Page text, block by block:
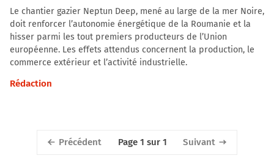
Le chantier gazier Neptun Deep, mené au large de la mer Noire,
doit renforcer l’autonomie énergétique de la Roumanie et la
hisser parmi les tout premiers producteurs de l’Union
européenne. Les effets attendus concernent la production, le
commerce extérieur et l’activité industrielle.
Rédaction
Précédent Page 1 sur 1 Suivant